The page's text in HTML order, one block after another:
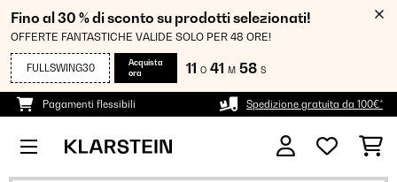
Fino al 30 % di sconto su prodotti selezionati!
OFFERTE FANTASTICHE VALIDE SOLO PER 48 ORE!
FULLSWING30
Acquista
ora
11 O 41 M 57 S
Pagamenti flessibili Spedizione gratuita da 100€*